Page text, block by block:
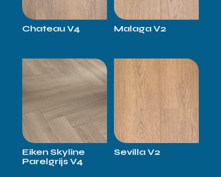
Chateau V4 Malaga V2
Eiken Skyline
Parelgrijs V4
Sevilla V2